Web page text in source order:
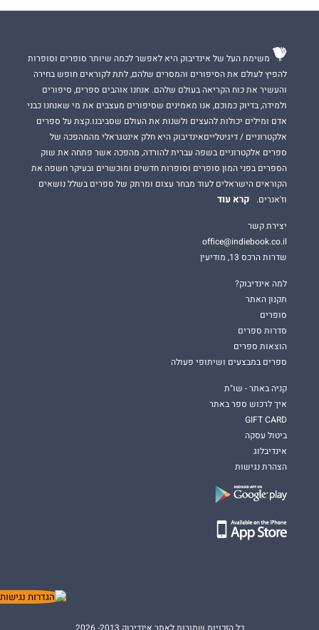
משימת העל של אינדיבוק היא לאפשר לכמה שיותר סופרים וסופרות
להפיץ לעולם את הסיפורים והמסרים שלהם, לתת לקוראים חופש בחירה
והעשיר את כוח הקריאה בעולם שלהם. אנחנו אוהבים ספרים, סיפורים
ולמידה, בדיוק כמוכם, אנו מאמינים שסיפורים מעצבים את מי שאנחנו כבני
אדם ומילים יכולות להעצים ולשנות את העולם שסביבנו.קצת על ספרים
אלקטרוניים / דיגיטלייםאינדיבוק היא חלק אינטגראלי מהמהפכה של
ספרים אלקטרוניים בשפה עברית להורדה, מהפכה אשר פתחה את שוק
הספרים בפני המון סופרים וסופרות חדשים ומוכשרים ובעיקר חשפה את
הקוראים הישראלים לעוד מבחר עצום ומרתק של ספרים בשלל נושאים
וז'אנרים.
קרא עוד
יצירת קשר
office@indiebook.co.il
שדרות הרכס 13, מודיעין
למה אינדיבוק?
תקנון האתר
סופרים
סדרות ספרים
הוצאות ספרים
ספרים במבצעים ושיתופי פעולה
קניה באתר - שו"ת
איך לרכוש ספר באתר
GIFT CARD
ביטול עסקה
אינדיבלוג
הצהרת נגישות